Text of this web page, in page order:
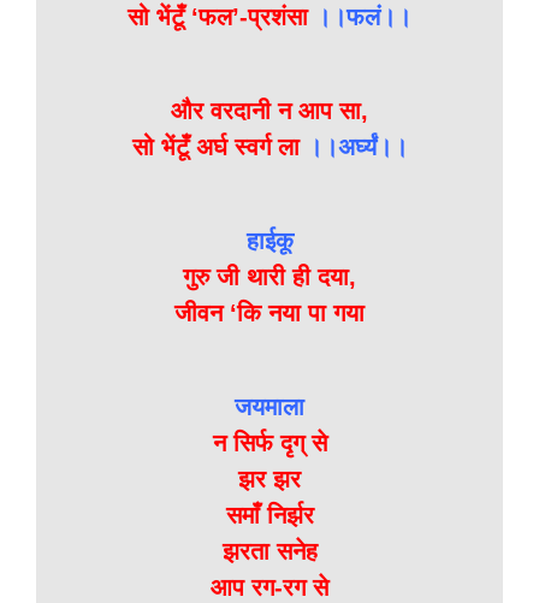
सो भेंटूँ ‘फल’-प्रशंसा ।।फलं।।
और वरदानी न आप सा,
सो भेंटूँ अर्घ स्वर्ग ला।।अर्घ्यं।।
हाईकू
गुरु जी थारी ही दया,
जीवन ‘कि नया पा गया
जयमाला
न सिर्फ दृग् से
झर झर
समाँ निर्झर
झरता सनेह
आप रग-रग से